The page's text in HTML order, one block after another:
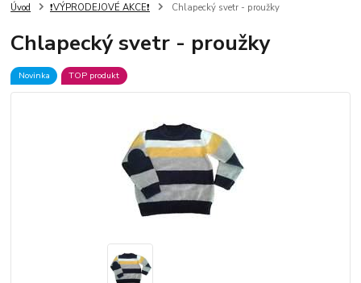
Úvod ❗VÝPRODEJOVÉ AKCE❗ Chlapecký svetr - proužky
Chlapecký svetr - proužky
Novinka TOP produkt